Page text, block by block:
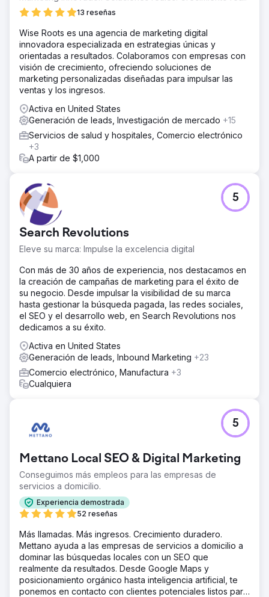
página 1 para palabras clave de personal doméstico y
clientes potenciales entrantes calificados de usuarios de
búsqueda a nivel nacional Mayor presencia de marca en
la búsqueda orgánica, lo que respalda la generación de
clientes potenciales escalable El SEO se convirtió en un
canal de adquisición confiable a nivel nacional para
Colonial Agency.
Ir a la página de la agencia
13 reseñas
Wise Roots es una agencia de marketing digital
innovadora especializada en estrategias únicas y
orientadas a resultados. Colaboramos con empresas con
visión de crecimiento, ofreciendo soluciones de
marketing personalizadas diseñadas para impulsar las
ventas y los ingresos.
Activa en United States
Generación de leads, Investigación de mercado +15
Servicios de salud y hospitales, Comercio electrónico
+3
A partir de $1,000
Search Revolutions
Eleve su marca: Impulse la excelencia digital
5
Con más de 30 años de experiencia, nos destacamos en
la creación de campañas de marketing para el éxito de
su negocio. Desde impulsar la visibilidad de su marca
hasta gestionar la búsqueda pagada, las redes sociales,
el SEO y el desarrollo web, en Search Revolutions nos
dedicamos a su éxito.
Activa en United States
Generación de leads, Inbound Marketing +23
Comercio electrónico, Manufactura +3
Cualquiera
Mettano Local SEO & Digital Marketing
Conseguimos más empleos para las empresas de
servicios a domicilio.
Experiencia demostrada
52 reseñas
5
Más llamadas. Más ingresos. Crecimiento duradero.
Mettano ayuda a las empresas de servicios a domicilio a
dominar las búsquedas locales con un SEO que
realmente da resultados. Desde Google Maps y
posicionamiento orgánico hasta inteligencia artificial, te
ponemos en contacto con clientes potenciales listos para